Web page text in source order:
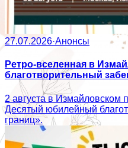
27.07.2026·Анонсы
Ретро-вселенная в
благотворительный
2 августа в Измайловском
Десятый юбилейный
границ».